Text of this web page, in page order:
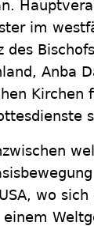
im
des
Anba
Kirchen
wo sich